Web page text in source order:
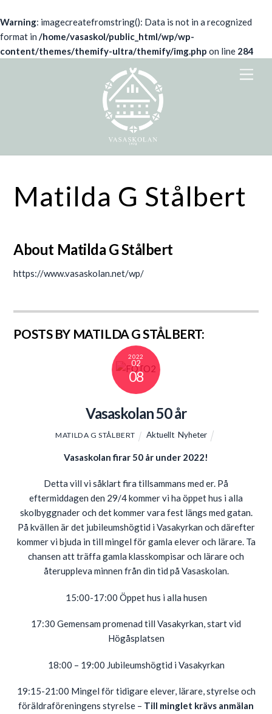
Warning: imagecreatefromstring(): Data is not in a recognized
format in /home/vasaskol/public_html/wp/wp-
content/themes/themify-ultra/themify/img.php on line 284
Matilda G Stålbert
About Matilda G Stålbert
https://www.vasaskolan.net/wp/
POSTS BY MATILDA G STÅLBERT:
2022
02
08
Vasaskolan 50 år
MATILDA G STÅLBERT Aktuellt, Nyheter
Vasaskolan firar 50 år under 2022!
Detta vill vi såklart fira tillsammans med er. På
eftermiddagen den 29/4 kommer vi ha öppet hus i alla
skolbyggnader och det kommer vara fest längs med gatan.
På kvällen är det jubileumshögtid i Vasakyrkan och därefter
kommer vi bjuda in till mingel för gamla elever och lärare. Ta
chansen att träffa gamla klasskompisar och lärare och
återuppleva minnen från din tid på Vasaskolan.
15:00-17:00 Öppet hus i alla husen
17:30 Gemensam promenad till Vasakyrkan, start vid
Högåsplatsen
18:00 – 19:00 Jubileumshögtid i Vasakyrkan
19:15-21:00 Mingel för tidigare elever, lärare, styrelse och
föräldraföreningens styrelse – Till minglet krävs anmälan